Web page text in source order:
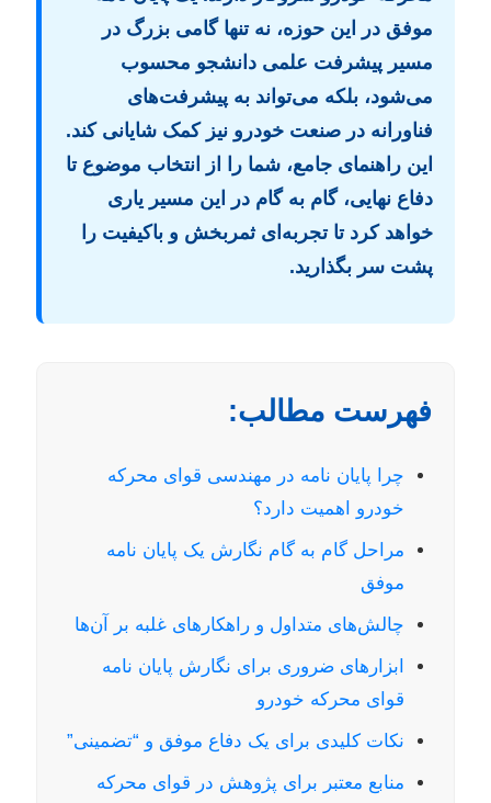
موفق در این حوزه، نه تنها گامی بزرگ در
مسیر پیشرفت علمی دانشجو محسوب
می‌شود، بلکه می‌تواند به پیشرفت‌های
فناورانه در صنعت خودرو نیز کمک شایانی کند.
این راهنمای جامع، شما را از انتخاب موضوع تا
دفاع نهایی، گام به گام در این مسیر یاری
خواهد کرد تا تجربه‌ای ثمربخش و باکیفیت را
پشت سر بگذارید.
فهرست مطالب:
چرا پایان نامه در مهندسی قوای محرکه
خودرو اهمیت دارد؟
مراحل گام به گام نگارش یک پایان نامه
موفق
چالش‌های متداول و راهکارهای غلبه بر آن‌ها
ابزارهای ضروری برای نگارش پایان نامه
قوای محرکه خودرو
نکات کلیدی برای یک دفاع موفق و “تضمینی”
منابع معتبر برای پژوهش در قوای محرکه